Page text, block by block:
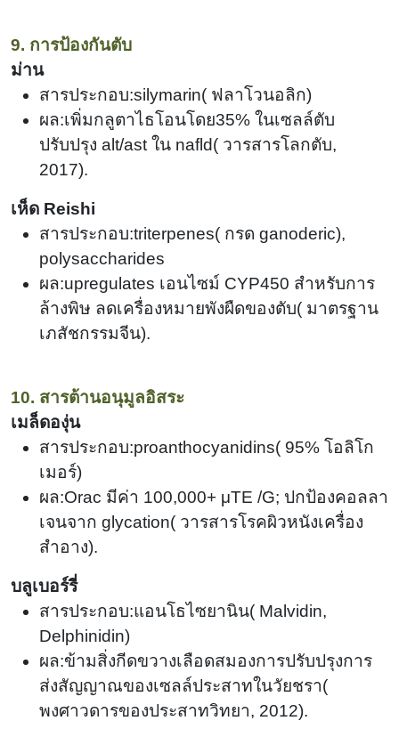
9. การป้องกันตับ
ม่าน
สารประกอบ:silymarin( ฟลาโวนอลิก)
ผล:เพิ่มกลูตาไธโอนโดย35% ในเซลล์ตับ
ปรับปรุง alt/ast ใน nafld( วารสารโลกตับ,
2017).
เห็ด Reishi
สารประกอบ:triterpenes( กรด ganoderic),
polysaccharides
ผล:upregulates เอนไซม์ CYP450 สำหรับการ
ล้างพิษ ลดเครื่องหมายพังผืดของตับ( มาตรฐาน
เภสัชกรรมจีน).
10. สารต้านอนุมูลอิสระ
เมล็ดองุ่น
สารประกอบ:proanthocyanidins( 95% โอลิโก
เมอร์)
ผล:Orac มีค่า 100,000+ μTE /G; ปกป้องคอลลา
เจนจาก glycation( วารสารโรคผิวหนังเครื่อง
สำอาง).
บลูเบอร์รี่
สารประกอบ:แอนโธไซยานิน( Malvidin,
Delphinidin)
ผล:ข้ามสิ่งกีดขวางเลือดสมองการปรับปรุงการ
ส่งสัญญาณของเซลล์ประสาทในวัยชรา(
พงศาวดารของประสาทวิทยา, 2012).